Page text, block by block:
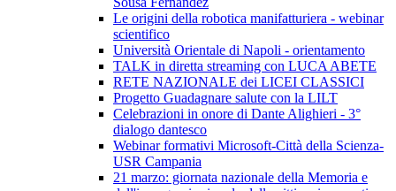
Le origini della robotica manifatturiera - webinar
scientifico
Università Orientale di Napoli - orientamento
TALK in diretta streaming con LUCA ABETE
RETE NAZIONALE dei LICEI CLASSICI
Progetto Guadagnare salute con la LILT
Celebrazioni in onore di Dante Alighieri - 3°
dialogo dantesco
Webinar formativi Microsoft-Città della Scienza-
USR Campania
21 marzo: giornata nazionale della Memoria e